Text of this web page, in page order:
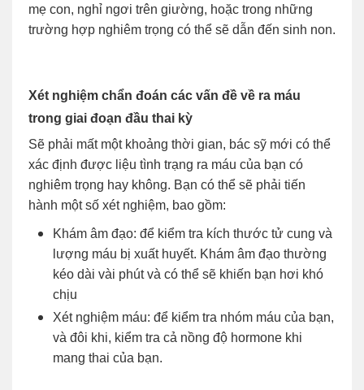
mẹ con, nghỉ ngơi trên giường, hoặc trong những
trường hợp nghiêm trọng có thể sẽ dẫn đến sinh non.
Xét nghiệm chẩn đoán các vấn đề về ra máu
trong giai đoạn đầu thai kỳ
Sẽ phải mất một khoảng thời gian, bác sỹ mới có thể
xác định được liệu tình trạng ra máu của bạn có
nghiêm trọng hay không. Bạn có thể sẽ phải tiến
hành một số xét nghiệm, bao gồm:
Khám âm đạo: để kiểm tra kích thước tử cung và
lượng máu bị xuất huyết. Khám âm đạo thường
kéo dài vài phút và có thể sẽ khiến bạn hơi khó
chịu
Xét nghiệm máu: để kiểm tra nhóm máu của bạn,
và đôi khi, kiểm tra cả nồng độ hormone khi
mang thai của bạn.